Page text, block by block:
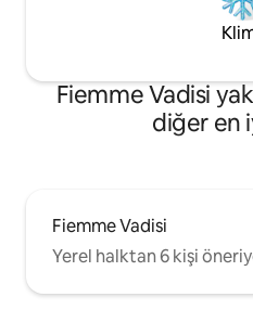
Fiemme Vadisi
diğer en
Fiemme Vadisi
Yerel halktan 6 kişi